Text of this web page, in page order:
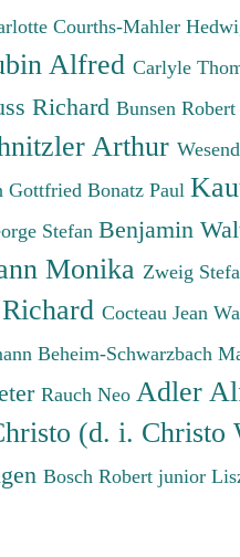
Courths-Mahler
Alfred Carlyle
Richard Bunsen
Arthur
Gottfried Bonatz Paul
Stefan Benjamin
Monika Zweig
Cocteau Jean
Beheim-Schwarzbach
Rauch Neo Adler
(d. i. Christo
Bosch Robert junior